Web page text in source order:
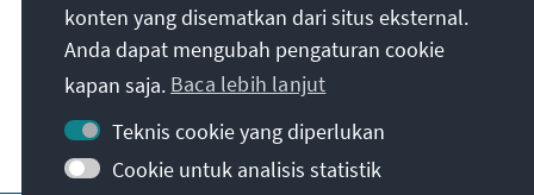
Misi kami
Kontak
Penawaran lebih lanjut dari yayasan
konten yang disematkan dari situs eksternal.
Anda dapat mengubah pengaturan cookie
kapan saja. Baca lebih lanjut
Teknis cookie yang diperlukan
Cookie untuk analisis statistik